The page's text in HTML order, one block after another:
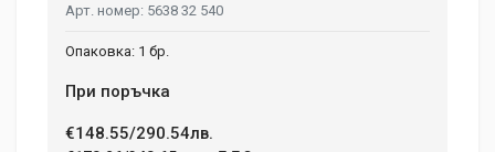
5638 32 540
1 бр.
При поръчка
€148.55/290.54лв.